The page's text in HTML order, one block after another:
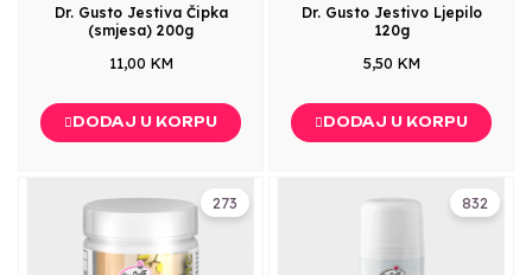
Dr. Gusto Jestiva Čipka
(smjesa) 200g
11,00 KM
DODAJ U KORPU
Dr. Gusto Jestivo Ljepilo
120g
5,50 KM
DODAJ U KORPU
273 832